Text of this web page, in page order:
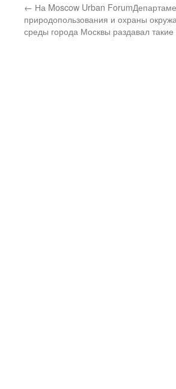
← На Moscow Urban
природопользования и охраны
среды города Москвы раздавал такие